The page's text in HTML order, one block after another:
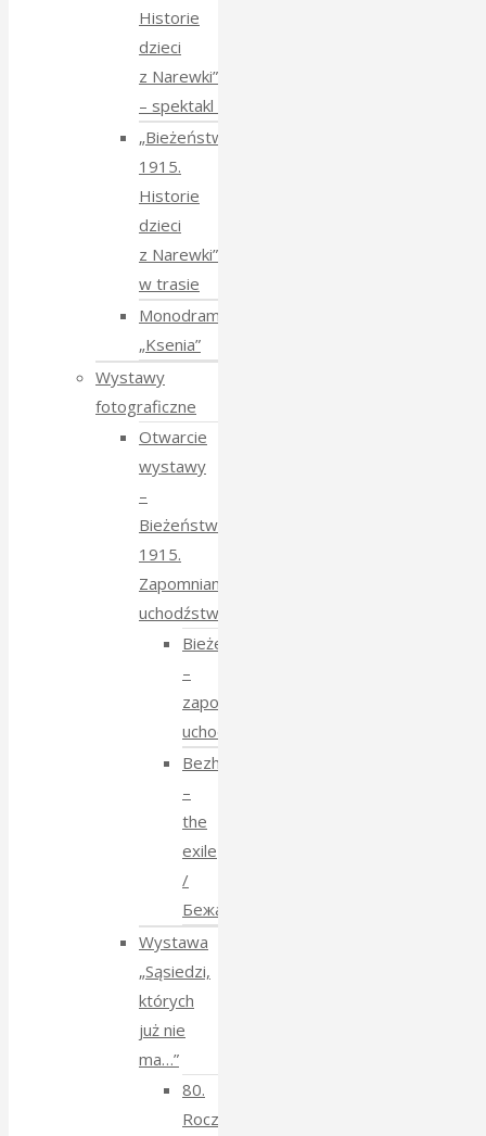
Historie
dzieci
z Narewki”
⁠–⁠ spektakl teatralny
„Bieżeństwo
1915.
Historie
dzieci
z Narewki”
w trasie
Monodram
„Ksenia”
Wystawy
fotograficzne
Otwarcie
wystawy
–
Bieżeństwo
1915.
Zapomniane
uchodźstwo
Bieżeństwo
–
zapomniane
uchodźstwo
Bezhenstvo
–
the
exile
/
Бежанства
Wystawa
„Sąsiedzi,
których
już nie
ma…”
80.
Rocznica